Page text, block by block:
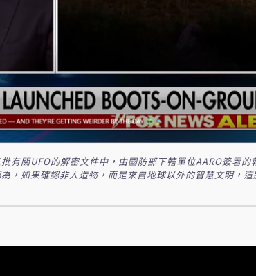
有關UFO的解密文件中，由國防部下轄單位AARO簽署
，如果確認非人造物，而是來自地球以外的智慧文明，